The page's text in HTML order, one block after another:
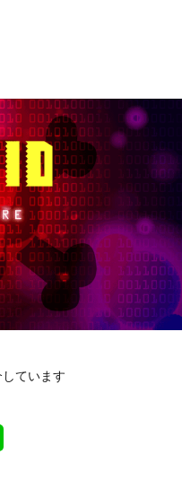
ています